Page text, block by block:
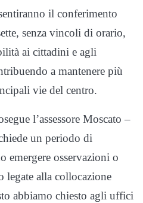
il conferimento
senza vincoli di orario,
ai cittadini e agli
a mantenere più
vie del centro.
l’assessore Moscato –
un periodo di
emergere osservazioni o
legate alla collocazione
abbiamo chiesto agli uffici